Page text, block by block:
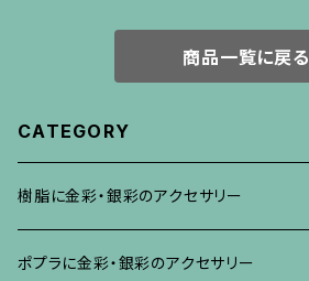
商品一覧に戻る
CATEGORY
樹脂に金彩・銀彩のアクセサリー
ブローチ
ポプラに金彩・銀彩のアクセサリー